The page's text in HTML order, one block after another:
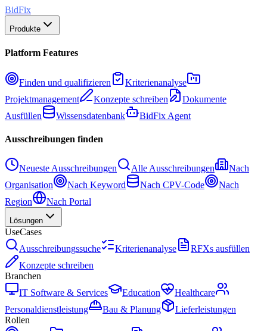
BidFix
Produkte
Platform Features
Finden und qualifizieren
Kriterienanalyse
Projektmanagement
Konzepte schreiben
Dokumente
Ausfüllen
Wissensdatenbank BidFix Agent
Ausschreibungen finden
Neueste Ausschreibungen Alle Ausschreibungen
Nach
Organisation
Nach Keyword Nach CPV-Code
Nach
Region
Nach Portal
Lösungen
UseCases
Ausschreibungssuche
Kriterienanalyse
RFXs ausfüllen
Konzepte schreiben
Branchen
IT Software & Services
Education
Healthcare
Personaldienstleistung
Bau & Planung
Lieferleistungen
Rollen